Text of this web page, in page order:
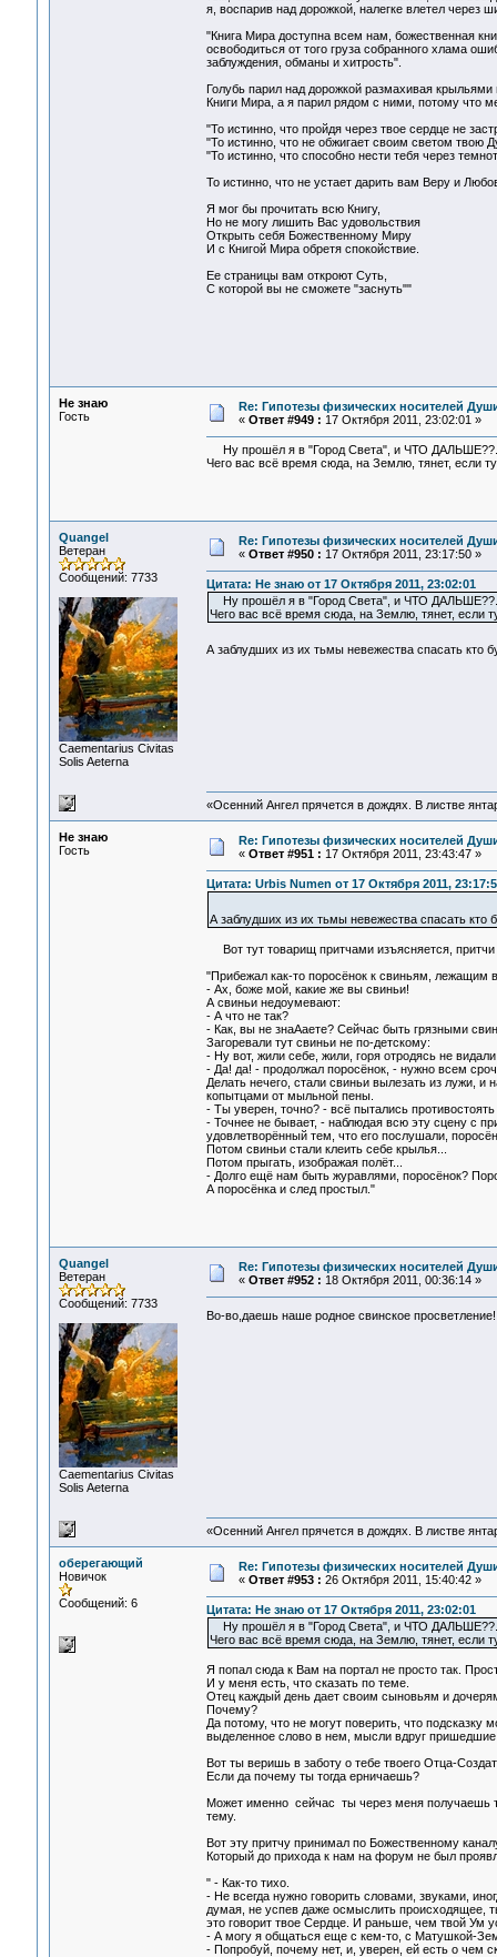
я, воспарив над дорожкой, налегке влетел через
"Книга Мира доступна всем нам, божественная
освободиться от того груза собранного хлама
заблуждения, обманы и хитрость".
Голубь парил над дорожкой размахивая
Книги Мира, а я парил рядом с ними, потому что
"То истинно, что пройдя через твое сердце не
"То истинно, что не обжигает своим светом твою
"То истинно, что способно нести тебя через
То истинно, что не устает дарить вам Веру и
Я мог бы прочитать всю Книгу,
Но не могу лишить Вас удовольствия
Открыть себя Божественному Миру
И с Книгой Мира обретя спокойствие.
Ее страницы вам откроют Суть,
С которой вы не сможете "заснуть""
Не знаю
Гость
Re: Гипотезы физических носителей
« Ответ #949 : 17 Октября 2011, 23:02:01 »
Ну прошёл я в "Город Света", и ЧТО ДАЛЬШЕ??..
Чего вас всё время сюда, на Землю, тянет, если
Quangel
Ветеран
Сообщений: 7733
Сaementarius Civitas
Solis Aeterna
Re: Гипотезы физических носителей
« Ответ #950 : 17 Октября 2011, 23:17:50 »
Цитата: Не знаю от 17 Октября 2011, 23:02:01
Ну прошёл я в "Город Света", и ЧТО ДАЛЬШЕ??..
Чего вас всё время сюда, на Землю, тянет, если
А заблудших из их тьмы невежества спасать кто
«Осенний Ангел прячется в дождях. В листве
Не знаю
Гость
Re: Гипотезы физических носителей
« Ответ #951 : 17 Октября 2011, 23:43:47 »
Цитата: Urbis Numen от 17 Октября 2011,
А заблудших из их тьмы невежества спасать кто
Вот тут товарищ притчами изъясняется, притчи
"Прибежал как-то поросёнок к свиньям, лежащим в
- Ах, боже мой, какие же вы свиньи!
А свиньи недоумевают:
- А что не так?
- Как, вы не знаАаете? Сейчас быть грязными
Загоревали тут свиньи не по-детскому:
- Ну вот, жили себе, жили, горя отродясь не
- Да! да! - продолжал поросёнок, - нужно всем
Делать нечего, стали свиньи вылезать из лужи,
копытцами от мыльной пены.
- Ты уверен, точно? - всё пытались
- Точнее не бывает, - наблюдая всю эту сцену с
удовлетворённый тем, что его послушали,
Потом свиньи стали клеить себе крылья...
Потом прыгать, изображая полёт...
- Долго ещё нам быть журавлями, поросёнок?
А поросёнка и след простыл."
Quangel
Ветеран
Сообщений: 7733
Сaementarius Civitas
Solis Aeterna
Re: Гипотезы физических носителей
« Ответ #952 : 18 Октября 2011, 00:36:14 »
Во-во,даешь наше родное свинское
«Осенний Ангел прячется в дождях. В листве
оберегающий
Новичок
Сообщений: 6
Re: Гипотезы физических носителей
« Ответ #953 : 26 Октября 2011, 15:40:42 »
Цитата: Не знаю от 17 Октября 2011, 23:02:01
Ну прошёл я в "Город Света", и ЧТО ДАЛЬШЕ??..
Чего вас всё время сюда, на Землю, тянет, если
Я попал сюда к Вам на портал не просто так.
И у меня есть, что сказать по теме.
Отец каждый день дает своим сыновьям и
Почему?
Да потому, что не могут поверить, что
выделенное слово в нем, мысли вдруг
Вот ты веришь в заботу о тебе твоего Отца-
Если да почему ты тогда ерничаешь?
Может именно сейчас ты через меня получаешь
тему.
Вот эту притчу принимал по Божественному
Который до прихода к нам на форум не был
" - Как-то тихо.
- Не всегда нужно говорить словами, звуками,
думая, не успев даже осмыслить происходящее,
это говорит твое Сердце. И раньше, чем твой Ум
- А могу я общаться еще с кем-то, с Матушкой-
- Попробуй, почему нет, и, уверен, ей есть о чем